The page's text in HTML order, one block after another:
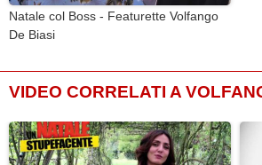
Natale col Boss - Featurette Volfango
De Biasi
VIDEO CORRELATI A